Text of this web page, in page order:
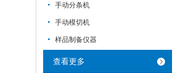
手动分条机
手动模切机
样品制备仪器
查看更多